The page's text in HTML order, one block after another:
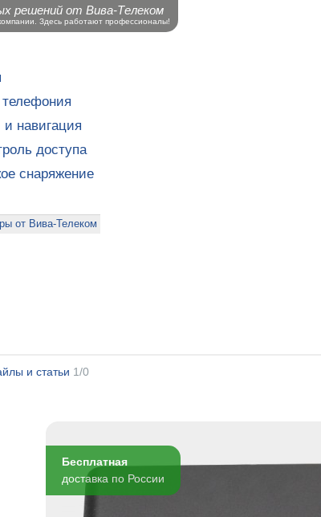
навигация
доступа
снаряжение
от Вива-Телеком
и статьи 1/0
Бесплатная
доставка по России
решений от Вива-Телеком
Здесь работают профессионалы!